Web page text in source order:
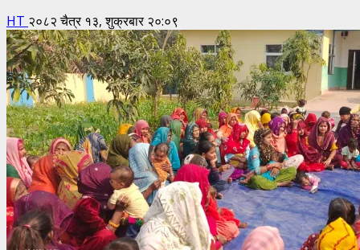
HT २०८२ चैत्र १३, शुक्रबार २०:०९